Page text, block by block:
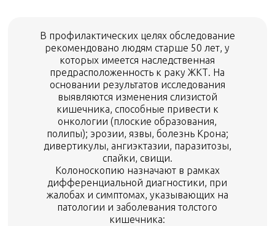
В профилактических целях обследование
рекомендовано людям старше 50 лет, у
которых имеется наследственная
предрасположенность к раку ЖКТ. На
основании результатов исследования
выявляются изменения слизистой
кишечника, способные привести к
онкологии (плоские образования,
полипы); эрозии, язвы, болезнь Крона;
дивертикулы, ангиэктазии, паразитозы,
спайки, свищи.
Колоноскопию назначают в рамках
дифференциальной диагностики, при
жалобах и симптомах, указывающих на
патологии и заболевания толстого
кишечника: